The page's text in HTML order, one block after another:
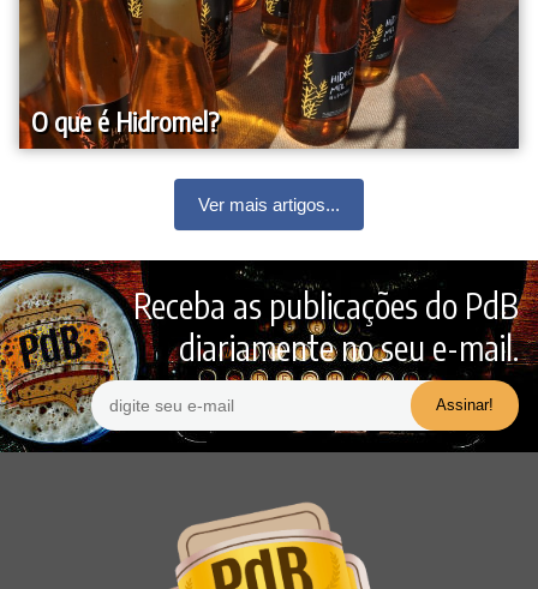
O que é Hidromel?
Ver mais artigos...
Receba as publicações do PdB
diariamente no seu e-mail.